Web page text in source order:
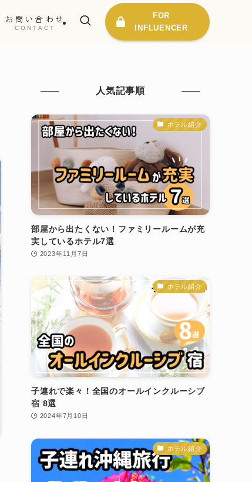
お問い合わせ
CONTACT
FOR
INFLUENCER
人気記事順
ホテル紹介
部屋から出たくない！ファミリールームが充
実しているホテル7選
2023年11月7日
ホテル紹介
子連れで楽々！全国のオールインクルーシブ
宿 8選
2024年7月10日
ホテル紹介